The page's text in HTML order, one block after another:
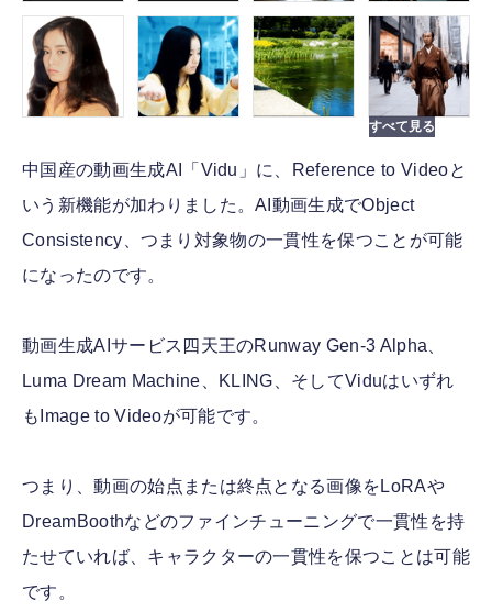
中国産の動画生成AI「Vidu」に、Reference to Videoと
いう新機能が加わりました。AI動画生成でObject
Consistency、つまり対象物の一貫性を保つことが可能
になったのです。
動画生成AIサービス四天王のRunway Gen-3 Alpha、
Luma Dream Machine、KLING、そしてViduはいずれ
もImage to Videoが可能です。
つまり、動画の始点または終点となる画像をLoRAや
DreamBoothなどのファインチューニングで一貫性を持
たせていれば、キャラクターの一貫性を保つことは可能
です。